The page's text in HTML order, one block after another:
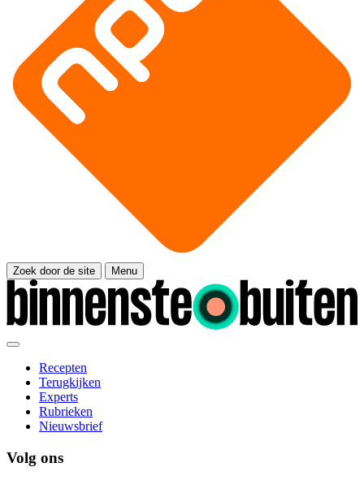
Zoek door de site Menu
Recepten
Terugkijken
Experts
Rubrieken
Nieuwsbrief
Volg ons